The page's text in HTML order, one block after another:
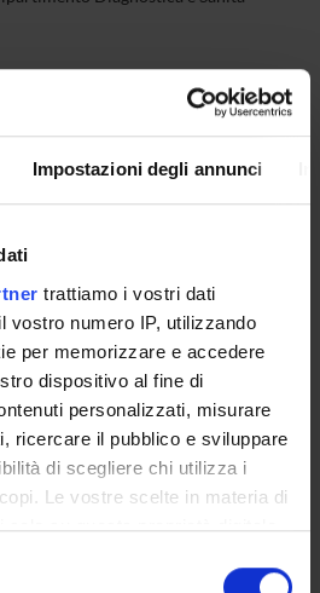
Impostazioni degli annunci
trattiamo i vostri dati
vostro numero IP, utilizzando
per memorizzare e accedere
dispositivo al fine di
personalizzati, misurare
ricercare il pubblico e sviluppare
di scegliere chi utilizza i
Le vostre scelte in materia di
su questa proprietà digitale
consenso in qualsiasi
Diagnostica e Sanità
precisione